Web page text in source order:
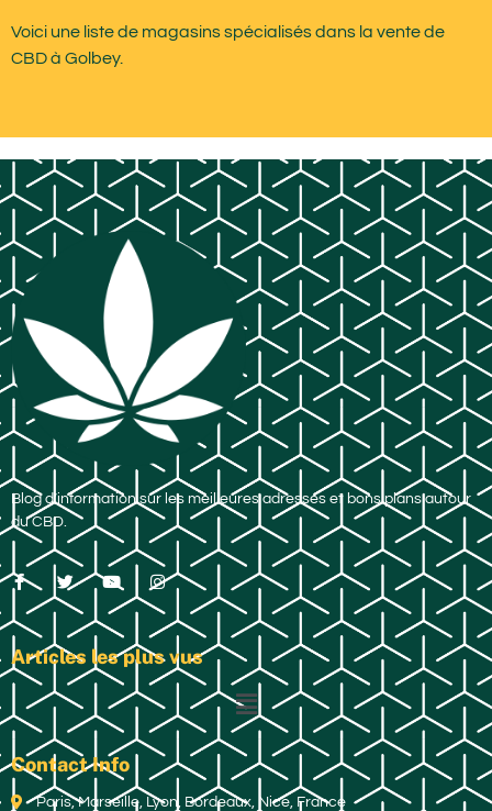
Voici une liste de magasins spécialisés dans la vente de
CBD à Golbey.
Blog d’information sur les meilleures adresses et bons plans autour
du CBD.
Articles les plus vus
Contact Info
Paris, Marseille, Lyon, Bordeaux, Nice, France